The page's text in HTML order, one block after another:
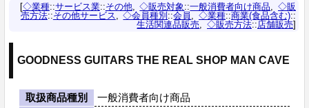
◇業種::サービス業::その他 ◇販売対象 ::一般消費者向け商品
◇販
売方法::その他サービス ◇会員種別 ::会員 ◇業種::商業(食品含む)::
生活関連品販売
◇販売方法:: 店舗販売
GOODNESS GUITARS THE REAL SHOP MAN CAVE
取扱商品種別 一般消費者向け商品